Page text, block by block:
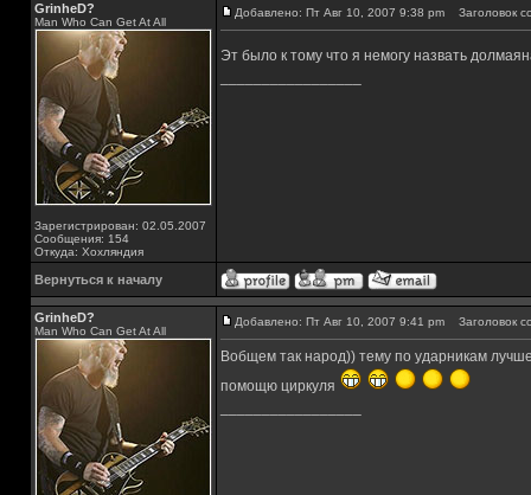
GrinheD?
Man Who Can Get At All
Зарегистрирован: 02.05.2007
Сообщения: 154
Откуда: Хохляндия
Добавлено: Пт Авг 10, 2007 9:38 pm Заголовок
Эт было к тому что я немогу назвать
Вернуться к началу
GrinheD?
Man Who Can Get At All
Добавлено: Пт Авг 10, 2007 9:41 pm Заголовок
Вобщем так народ)) тему по ударникам
помощю циркуля